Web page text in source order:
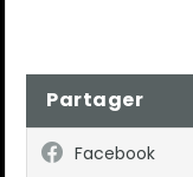
Partager
Facebook